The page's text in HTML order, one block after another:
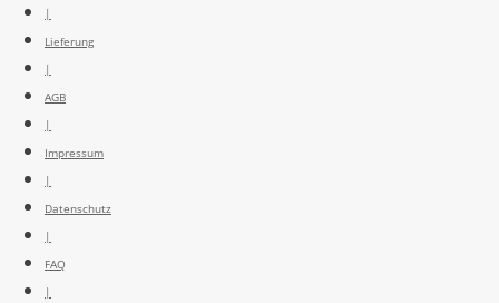
|
Lieferung
|
AGB
|
Impressum
|
Datenschutz
|
FAQ
|